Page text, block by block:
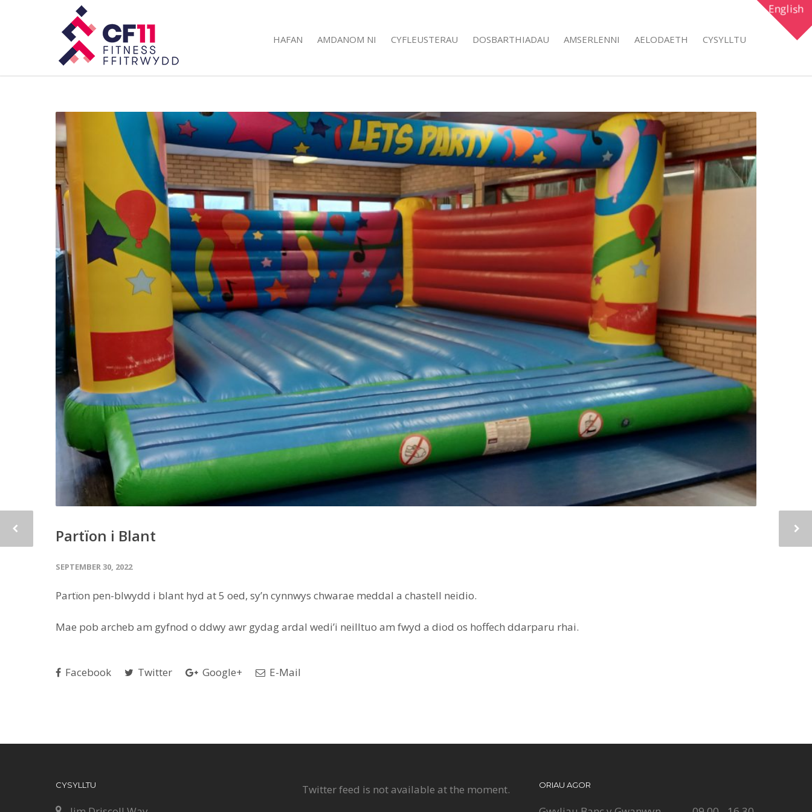
English
HAFAN AMDANOM NI CYFLEUSTERAU DOSBARTHIADAU AMSERLENNI AELODAETH CYSYLLTU
Partïon i Blant
SEPTEMBER 30, 2022
Partïon pen-blwydd i blant hyd at 5 oed, sy’n cynnwys chwarae meddal a chastell neidio.
Mae pob archeb am gyfnod o ddwy awr gydag ardal wedi’i neilltuo am fwyd a diod os hoffech ddarparu rhai.
Facebook Twitter Google+ E-Mail
CYSYLLTU Twitter feed is not available at the moment. ORIAU AGOR